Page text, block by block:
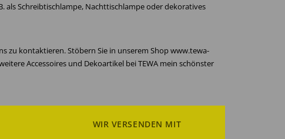
als Schreibtischlampe, Nachttischlampe oder dekoratives
zu kontaktieren. Stöbern Sie in unserem Shop www.tewa-
Accessoires und Dekoartikel bei TEWA mein schönster
WIR VERSENDEN MIT